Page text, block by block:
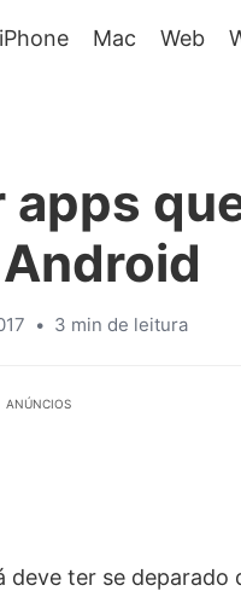
iPhone Mac Web
• 3 min de leitura
ANÚNCIOS
ter se deparado